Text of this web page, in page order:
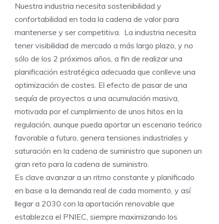
Nuestra industria necesita sostenibilidad y
confortabilidad en toda la cadena de valor para
mantenerse y ser competitiva. La industria necesita
tener visibilidad de mercado a más largo plazo, y no
sólo de los 2 próximos años, a fin de realizar una
planificación estratégica adecuada que conlleve una
optimización de costes. El efecto de pasar de una
sequía de proyectos a una acumulación masiva,
motivada por el cumplimiento de unos hitos en la
regulación, aunque pueda aportar un escenario teórico
favorable a futuro, genera tensiones industriales y
saturación en la cadena de suministro que suponen un
gran reto para la cadena de suministro.
Es clave avanzar a un ritmo constante y planificado
en base a la demanda real de cada momento, y así
llegar a 2030 con la aportación renovable que
establezca el PNIEC, siempre maximizando los